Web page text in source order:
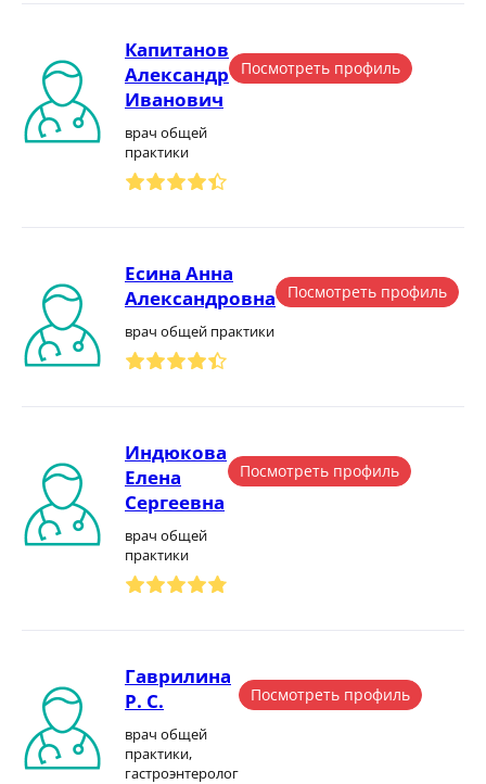
Капитанов
Александр
Иванович
врач общей
практики
Посмотреть профиль
Есина Анна
Александровна
врач общей практики
Посмотреть профиль
Индюкова
Елена
Сергеевна
врач общей
практики
Посмотреть профиль
Гаврилина
Р. С.
врач общей
практики,
гастроэнтеролог
Посмотреть профиль